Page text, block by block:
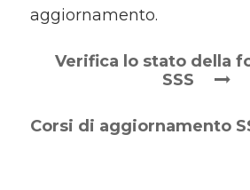
aggiornamento.
Verifica lo stato della
SSS
Corsi di aggiornamento